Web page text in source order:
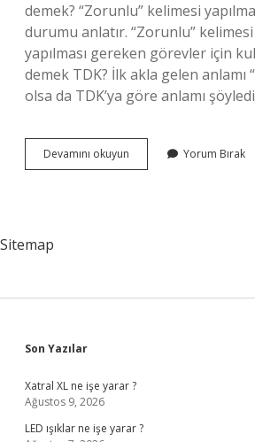
demek? “Zorunlu” kelimesi
durumu anlatır. “Zorunlu”
yapılması gereken görevler için
demek TDK? İlk akla gelen anlamı
olsa da TDK’ya göre anlamı
Devamını okuyun
Olma
Yorum Bırak
Sitemap
Sidebar
Son Yazılar
Xatral XL ne işe yarar ?
Ağustos 9, 2026
LED ışıklar ne işe yarar ?